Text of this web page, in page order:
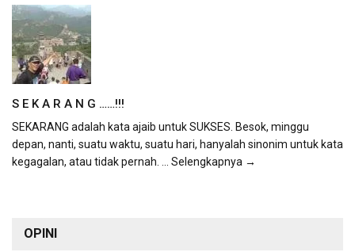
S E K A R A N G ……!!!
SEKARANG adalah kata ajaib untuk SUKSES. Besok, minggu
depan, nanti, suatu waktu, suatu hari, hanyalah sinonim untuk kata
kegagalan, atau tidak pernah. ... Selengkapnya →
OPINI